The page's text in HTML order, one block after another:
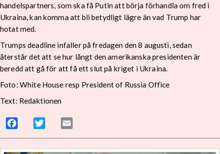
handelspartners, som ska få Putin att börja förhandla om fred i
Ukraina, kan komma att bli betydligt lägre än vad Trump har
hotat med.
Trumps deadline infaller på fredagen den 8 augusti, sedan
återstår det att se hur långt den amerikanska presidenten är
beredd att gå för att få ett slut på kriget i Ukraina.
Foto: White House resp President of Russia Office
Text: Redaktionen
Facebook Twitter